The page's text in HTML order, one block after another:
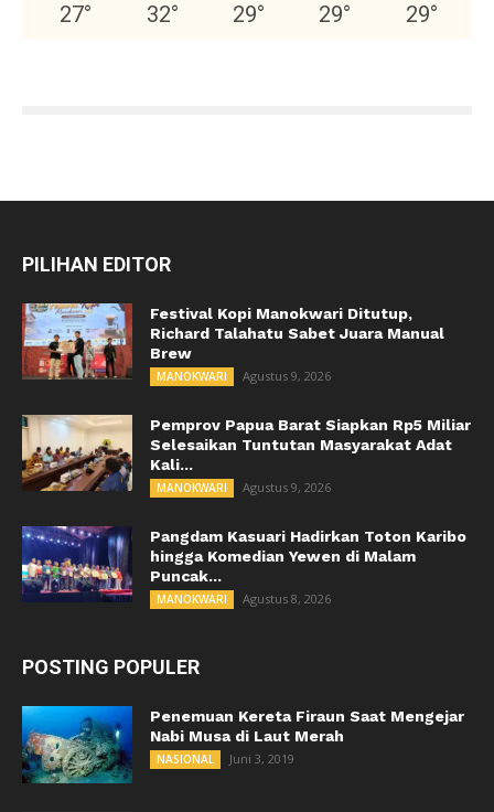
27° 32° 29° 29° 29°
PILIHAN EDITOR
Festival Kopi Manokwari Ditutup,
Richard Talahatu Sabet Juara Manual
Brew
MANOKWARI Agustus 9, 2026
Pemprov Papua Barat Siapkan Rp5 Miliar
Selesaikan Tuntutan Masyarakat Adat
Kali...
MANOKWARI Agustus 9, 2026
Pangdam Kasuari Hadirkan Toton Karibo
hingga Komedian Yewen di Malam
Puncak...
MANOKWARI Agustus 8, 2026
POSTING POPULER
Penemuan Kereta Firaun Saat Mengejar
Nabi Musa di Laut Merah
NASIONAL Juni 3, 2019